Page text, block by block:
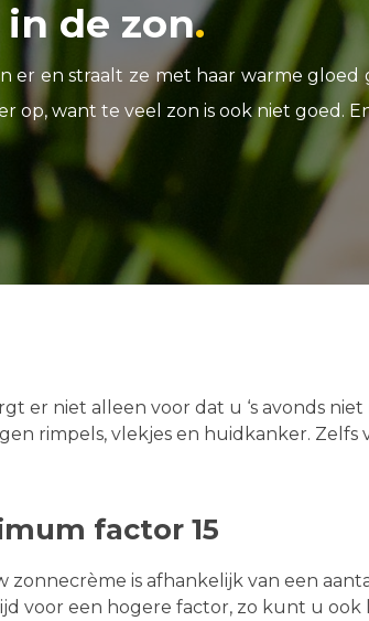
de zon
er en straalt ze met haar warme
op, want te veel zon is ook niet goed.
er niet alleen voor dat u ‘s avonds
rimpels, vlekjes en huidkanker.
factor 15
zonnecrème is afhankelijk van een
voor een hogere factor, zo kunt u